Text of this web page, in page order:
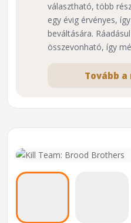
választható, több
egy évig érvényes,
beváltására.
összevonható, így
Tovább